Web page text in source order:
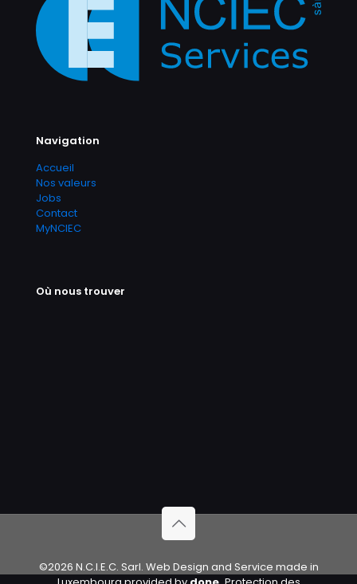
Navigation
Accueil
Nos valeurs
Jobs
Contact
MyNCIEC
Où nous trouver
©2026 N.C.I.E.C. Sarl. Web Design and Service made in